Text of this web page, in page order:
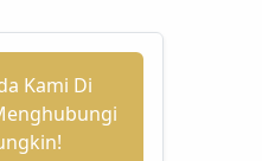
Kami Di